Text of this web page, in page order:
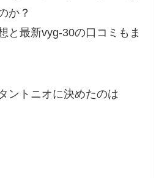
か？
と最新vyg-30の口コミもま
ントニオに決めたのは